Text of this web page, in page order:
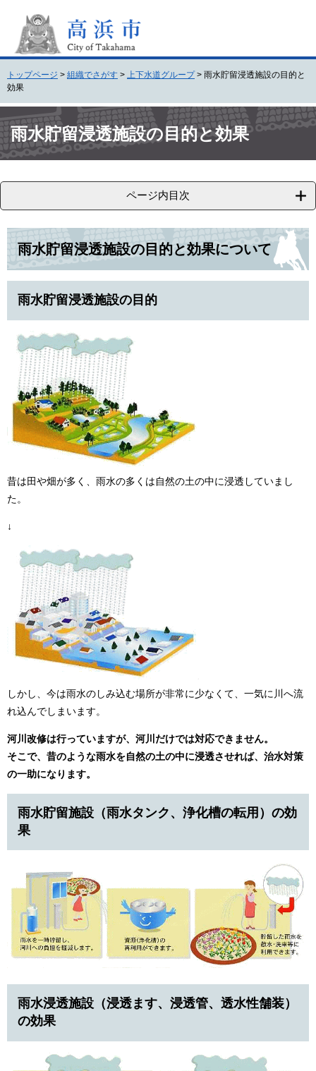
頭
。
飛
て
本
文
トップページ > 組織でさがす > 上下水道グループ > 雨水貯留浸透施設の目的と
効果
文雨水貯留浸透施設の目的と効果
ページ内目次
雨水貯留浸透施設の目的と効果について
雨水貯留浸透施設の目的
昔は田や畑が多く、雨水の多くは自然の土の中に浸透していまし
た。
↓
しかし、今は雨水のしみ込む場所が非常に少なくて、一気に川へ流
れ込んでしまいます。
河川改修は行っていますが、河川だけでは対応できません。
そこで、昔のような雨水を自然の土の中に浸透させれば、治水対策
の一助になります。
雨水貯留施設（雨水タンク、浄化槽の転用）の効
果
雨水浸透施設（浸透ます、浸透管、透水性舗装）
の効果